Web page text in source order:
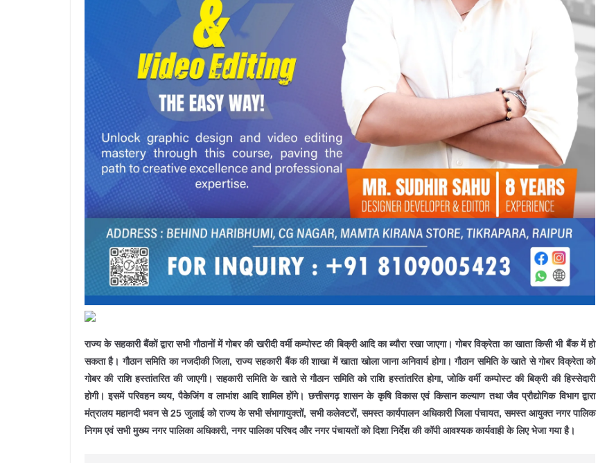
राज्य के सहकारी बैंकों द्वारा सभी गौठानों में गोबर की खरीदी वर्मी कम्पोस्ट की बिक्री आदि का ब्यौरा रखा जाएगा। गोबर विक्रेता का खाता किसी भी बैंक में हो
सकता है। गौठान समिति का नजदीकी जिला, राज्य सहकारी बैंक की शाखा में खाता खोला जाना अनिवार्य होगा। गौठान समिति के खाते से गोबर विक्रेता को
गोबर की राशि हस्तांतरित की जाएगी। सहकारी समिति के खाते से गौठान समिति को राशि हस्तांतरित होगा, जोकि वर्मी कम्पोस्ट की बिक्री की हिस्सेदारी
होगी। इसमें परिवहन व्यय, पैकेजिंग व लाभांश आदि शामिल होंगे। छत्तीसगढ़ शासन के कृषि विकास एवं किसान कल्याण तथा जैव प्रौद्योगिक विभाग द्वारा
मंत्रालय महानदी भवन से 25 जुलाई को राज्य के सभी संभागायुक्तों, सभी कलेक्टरों, समस्त कार्यपालन अधिकारी जिला पंचायत, समस्त आयुक्त नगर पालिक
निगम एवं सभी मुख्य नगर पालिका अधिकारी, नगर पालिका परिषद और नगर पंचायतों को दिशा निर्देश की कॉपी आवश्यक कार्यवाही के लिए भेजा गया है।